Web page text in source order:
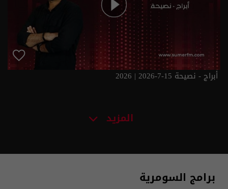
أبراج - نصيحة 15-7-2026 | 2026
المزيد
برامج السومرية